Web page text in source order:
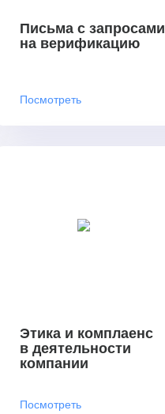
Письма с запросами
на верификацию
Посмотреть
Этика и комплаенс
в деятельности
компании
Посмотреть